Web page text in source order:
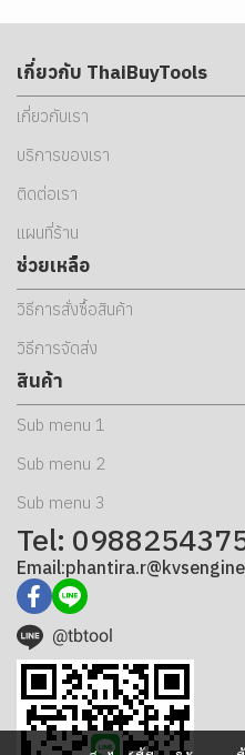
เกี่ยวกับ ThaiBuyTools
เกี่ยวกับเรา
บริการของเรา
ติดต่อเรา
แผนที่ร้าน
ช่วยเหลือ
วิธีการสั่งซื้อสินค้า
วิธีการจัดส่ง
สินค้า
Sub menu 1
Sub menu 2
Sub menu 3
Tel:
@tbtool